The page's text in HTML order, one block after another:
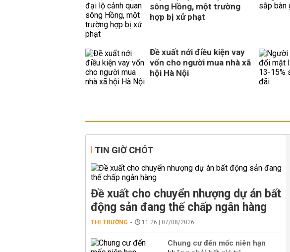
sông Hồng, một trường
hợp bị xử phạt
Đề xuất nới điều kiện vay
vốn cho người mua nhà xã
hội Hà Nội
TIN GIỜ CHÓT
Đề xuất cho chuyển nhượng dự án bất
động sản đang thế chấp ngân hàng
THỊ TRƯỜNG 11:26 | 07/08/2026
Chung cư đến mốc niên hạn